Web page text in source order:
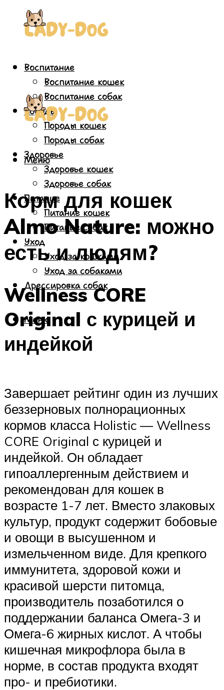
Воспитание
Воспитание кошек
Воспитание собак
Породы
Породы кошек
Породы собак
Здоровье
Здоровье кошек
Здоровье собак
Питание
Питание кошек
Питание собак
Уход
Уход за кошками
Уход за собаками
Дрессировка собак
Меню
Меню
Корм для кошек
Almo Nature: можно
есть и людям?
Wellness CORE
Original с курицей и
индейкой
Завершает рейтинг один из лучших
беззерновых полнорационных
кормов класса Holistic — Wellness
CORE Original с курицей и
индейкой. Он обладает
гипоаллергенным действием и
рекомендован для кошек в
возрасте 1-7 лет. Вместо злаковых
культур, продукт содержит бобовые
и овощи в высушенном и
измельченном виде. Для крепкого
иммунитета, здоровой кожи и
красивой шерсти питомца,
производитель позаботился о
поддержании баланса Омега-3 и
Омега-6 жирных кислот. А чтобы
кишечная микрофлора была в
норме, в состав продукта входят
про- и пребиотики.